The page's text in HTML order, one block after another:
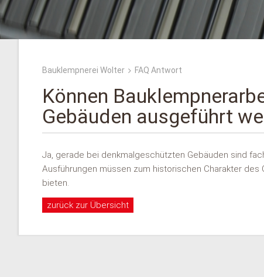
Bauklempnerei Wolter FAQ Antwort
Können
Gebäuden ausgeführt
Ja, gerade bei denkmalgeschützten Gebäuden sind
Ausführungen müssen zum historischen Charakter
bieten.
zurück zur Übersicht